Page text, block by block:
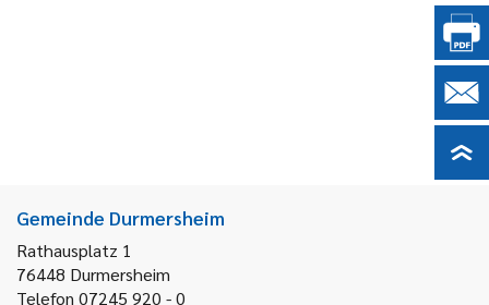
Gemeinde Durmersheim
Rathausplatz 1
76448 Durmersheim
Telefon 07245 920 - 0